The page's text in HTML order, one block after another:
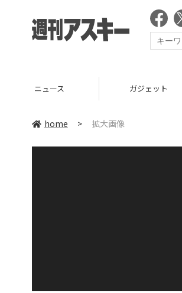
ニュース ガジェット
home > 拡大画像